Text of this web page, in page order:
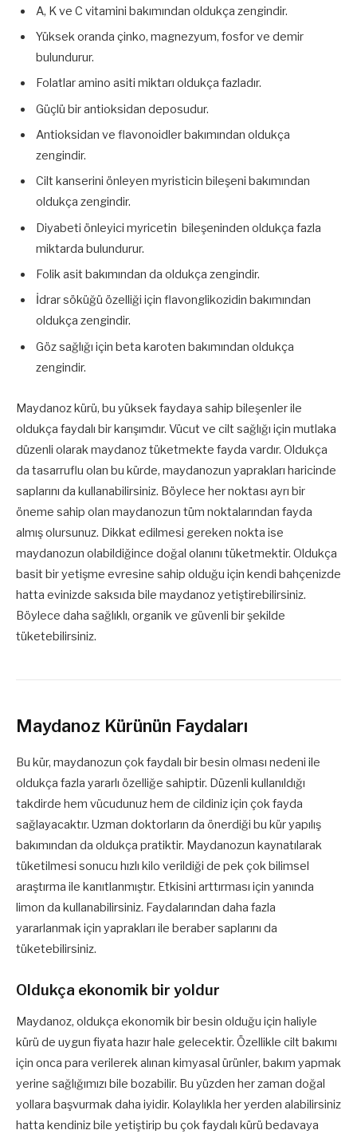
A, K ve C vitamini bakımından oldukça zengindir.
Yüksek oranda çinko, magnezyum, fosfor ve demir
bulundurur.
Folatlar amino asiti miktarı oldukça fazladır.
Güçlü bir antioksidan deposudur.
Antioksidan ve flavonoidler bakımından oldukça
zengindir.
Cilt kanserini önleyen myristicin bileşeni bakımından
oldukça zengindir.
Diyabeti önleyici myricetin bileşeninden oldukça fazla
miktarda bulundurur.
Folik asit bakımından da oldukça zengindir.
İdrar söküğü özelliği için flavonglikozidin bakımından
oldukça zengindir.
Göz sağlığı için beta karoten bakımından oldukça
zengindir.
Maydanoz kürü, bu yüksek faydaya sahip bileşenler ile
oldukça faydalı bir karışımdır. Vücut ve cilt sağlığı için mutlaka
düzenli olarak maydanoz tüketmekte fayda vardır. Oldukça
da tasarruflu olan bu kürde, maydanozun yaprakları haricinde
saplarını da kullanabilirsiniz. Böylece her noktası ayrı bir
öneme sahip olan maydanozun tüm noktalarından fayda
almış olursunuz. Dikkat edilmesi gereken nokta ise
maydanozun olabildiğince doğal olanını tüketmektir. Oldukça
basit bir yetişme evresine sahip olduğu için kendi bahçenizde
hatta evinizde saksıda bile maydanoz yetiştirebilirsiniz.
Böylece daha sağlıklı, organik ve güvenli bir şekilde
tüketebilirsiniz.
Maydanoz Kürünün Faydaları
Bu kür, maydanozun çok faydalı bir besin olması nedeni ile
oldukça fazla yararlı özelliğe sahiptir. Düzenli kullanıldığı
takdirde hem vücudunuz hem de cildiniz için çok fayda
sağlayacaktır. Uzman doktorların da önerdiği bu kür yapılış
bakımından da oldukça pratiktir. Maydanozun kaynatılarak
tüketilmesi sonucu hızlı kilo verildiği de pek çok bilimsel
araştırma ile kanıtlanmıştır. Etkisini arttırması için yanında
limon da kullanabilirsiniz. Faydalarından daha fazla
yararlanmak için yaprakları ile beraber saplarını da
tüketebilirsiniz.
Oldukça ekonomik bir yoldur
Maydanoz, oldukça ekonomik bir besin olduğu için haliyle
kürü de uygun fiyata hazır hale gelecektir. Özellikle cilt bakımı
için onca para verilerek alınan kimyasal ürünler, bakım yapmak
yerine sağlığımızı bile bozabilir. Bu yüzden her zaman doğal
yollara başvurmak daha iyidir. Kolaylıkla her yerden alabilirsiniz
hatta kendiniz bile yetiştirip bu çok faydalı kürü bedavaya